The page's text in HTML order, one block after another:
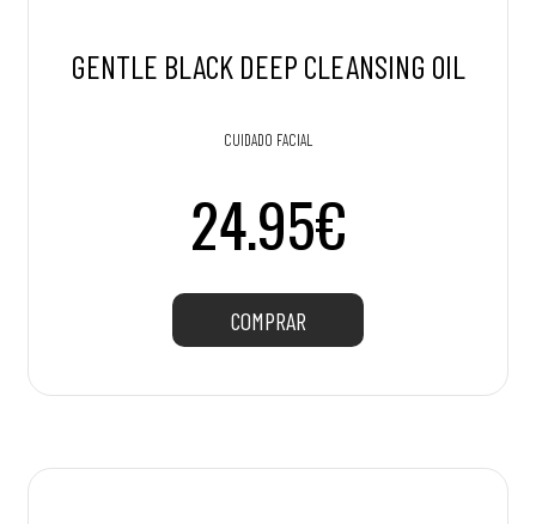
GENTLE BLACK DEEP CLEANSING OIL
CUIDADO FACIAL
24.95€
COMPRAR